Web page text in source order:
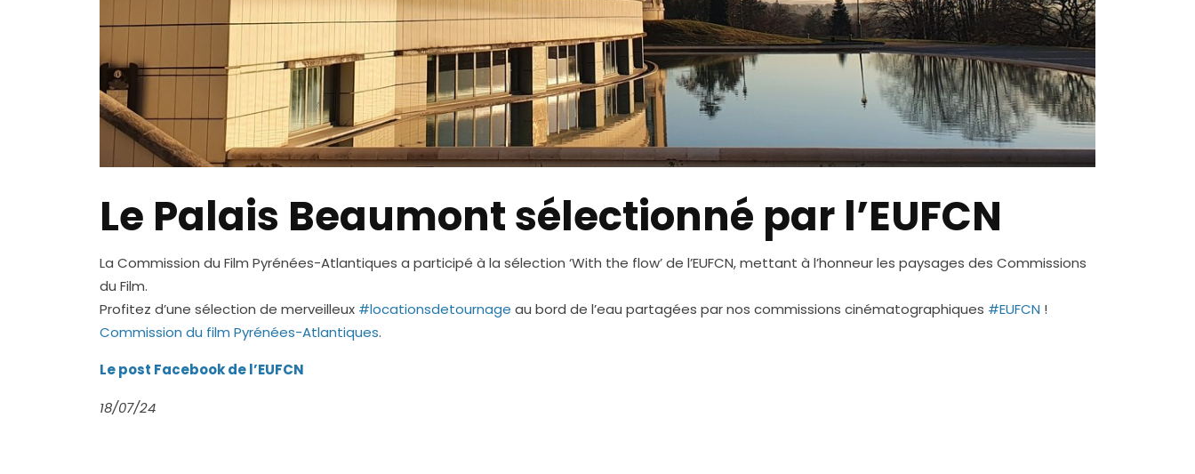
Le Palais Beaumont sélectionné par l’EUFCN
La Commission du Film Pyrénées-Atlantiques a participé à la sélection ‘With the flow’ de l’EUFCN, mettant à l’honneur les paysages des Commissions
du Film.
Profitez d’une sélection de merveilleux #locationsdetournage au bord de l’eau partagées par nos commissions cinématographiques #EUFCN !
Commission du film Pyrénées-Atlantiques.
Le post Facebook de l’EUFCN
18/07/24